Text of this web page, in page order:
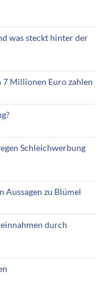
was steckt hinter der
7 Millionen Euro zahlen
Schleichwerbung
Aussagen zu Blümel
durch